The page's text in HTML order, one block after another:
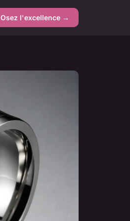
Osez l'excellence →